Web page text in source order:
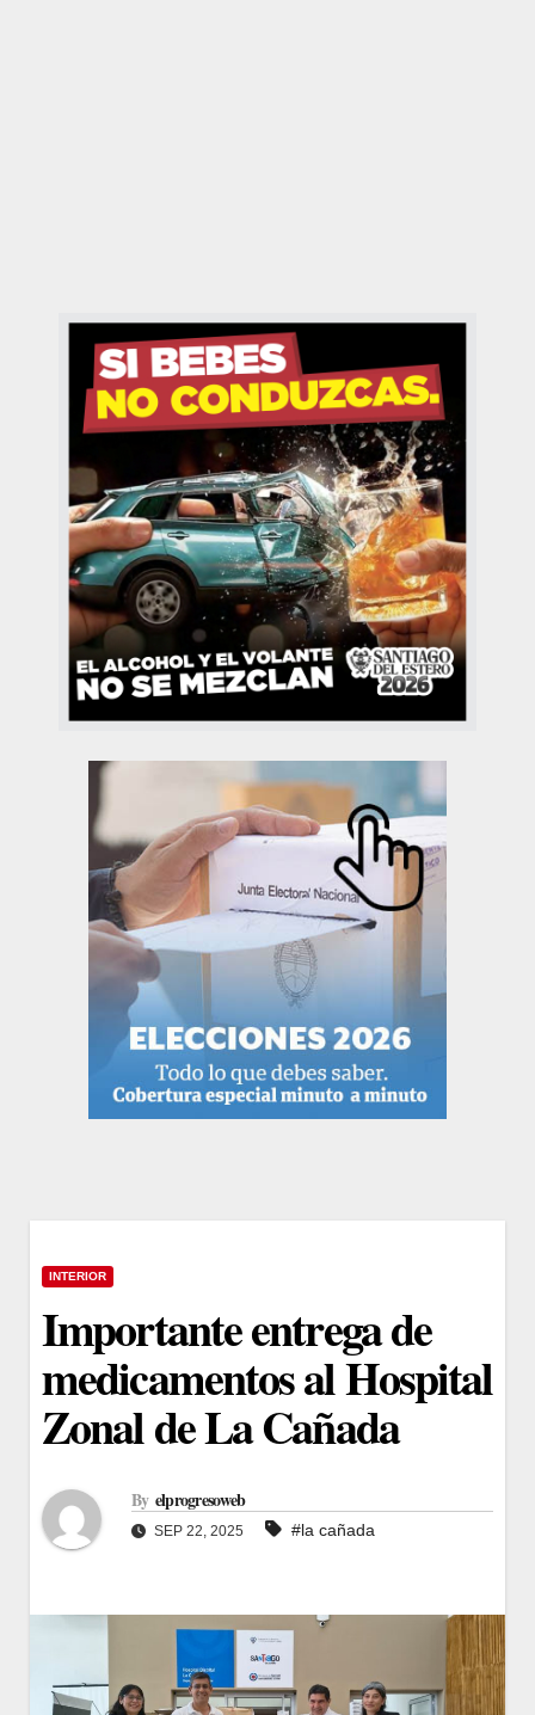
INTERIOR
Importante entrega de
medicamentos al Hospital
Zonal de La Cañada
By elprogresoweb
SEP 22, 2025 #la cañada